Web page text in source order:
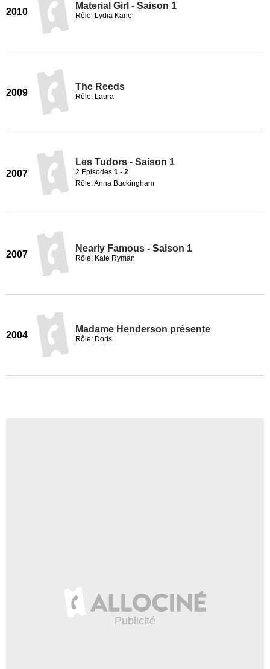
2010
Material Girl - Saison 1
Rôle: Lydia Kane
2009
The Reeds
Rôle: Laura
2007
Les Tudors - Saison 1
2 Episodes 1 - 2
Rôle: Anna Buckingham
2007
Nearly Famous - Saison 1
Rôle: Kate Ryman
2004
Madame Henderson présente
Rôle: Doris